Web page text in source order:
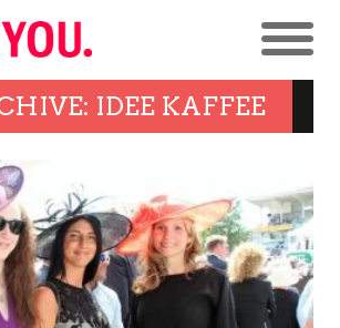
IDEE KAFFEE